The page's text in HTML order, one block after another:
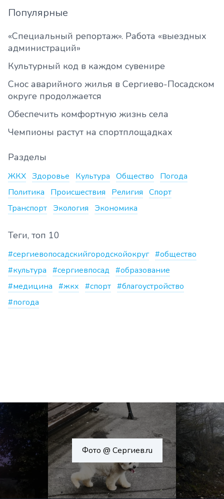
Популярные
«Специальный репортаж». Работа «выездных
администраций»
Культурный код в каждом сувенире
Снос аварийного жилья в Сергиево-Посадском
округе продолжается
Обеспечить комфортную жизнь села
Чемпионы растут на спортплощадках
Разделы
ЖКХ Здоровье Культура Общество
Погода
Политика
Происшествия Религия Спорт
Транспорт Экология Экономика
Теги, топ 10
#сергиевопосадскийгородскойокруг #общество
#культура #сергиевпосад #образование
#медицина #жкх #спорт #благоустройство
#погода
Фото @ Сергиев.ru